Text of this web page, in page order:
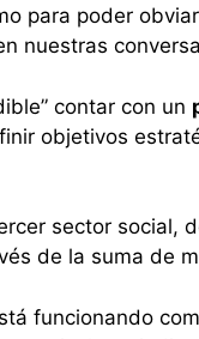
para poder
nuestras
contar con un
objetivos
sector social,
de la suma de
funcionando